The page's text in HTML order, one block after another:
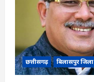
छत्तीसगढ़ बिलासपुर जिला